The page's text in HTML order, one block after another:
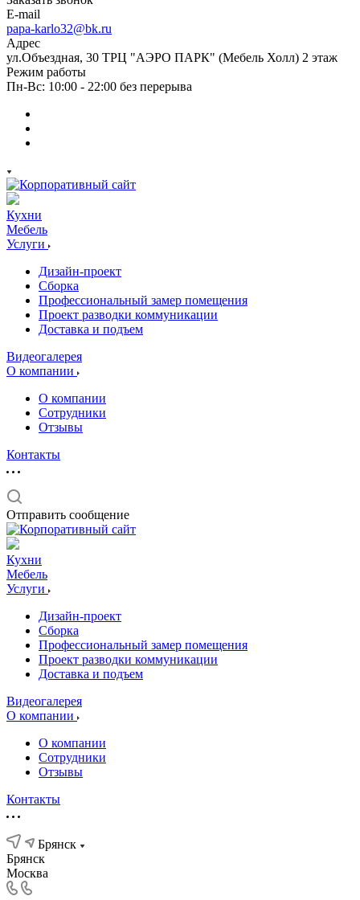
E-mail
papa-karlo32@bk.ru
Адрес
ул.Объездная, 30 ТРЦ "АЭРО ПАРК" (Мебель Холл) 2 этаж
Режим работы
Пн-Вс: 10:00 - 22:00 без перерыва
Кухни
Мебель
Услуги
Дизайн-проект
Сборка
Профессиональный замер помещения
Проект разводки коммуникации
Доставка и подъем
Видеогалерея
О компании
О компании
Сотрудники
Отзывы
Контакты
Отправить сообщение
Кухни
Мебель
Услуги
Дизайн-проект
Сборка
Профессиональный замер помещения
Проект разводки коммуникации
Доставка и подъем
Видеогалерея
О компании
О компании
Сотрудники
Отзывы
Контакты
Брянск
Брянск
Москва